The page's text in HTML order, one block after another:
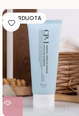
IŠPARDUOTA